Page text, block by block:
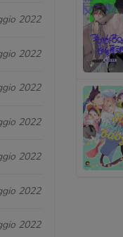
2022
2022
2022
2022
2022
2022
2022